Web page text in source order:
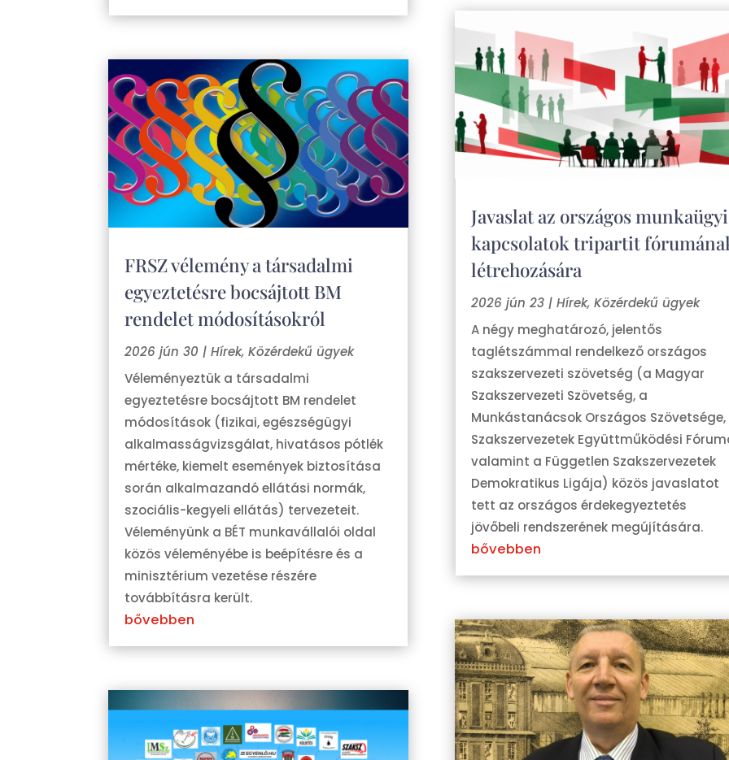
FRSZ vélemény a társadalmi
egyeztetésre bocsájtott BM
rendelet módosításokról
2026 jún 30 |Hírek,Közérdekű ügyek
Véleményeztük a társadalmi
egyeztetésre bocsájtott BM rendelet
módosítások (fizikai, egészségügyi
alkalmasságvizsgálat, hivatásos pótlék
mértéke, kiemelt események biztosítása
során alkalmazandó ellátási normák,
szociális-kegyeli ellátás) tervezeteit.
Véleményünk a BÉT munkavállalói oldal
közös véleményébe is beépítésre és a
minisztérium vezetése részére
továbbításra került.
bővebben
Javaslat az országos munkaügyi
kapcsolatok tripartit
létrehozására
2026 jún 23| Hírek, Közérdekű ügyek
A négy meghatározó, jelentős
taglétszámmal rendelkező országos
szakszervezeti szövetség (a Magyar
Szakszervezeti Szövetség, a
Munkástanácsok Országos Szövetsége,
Szakszervezetek Együttműködési
valamint a Független Szakszervezetek
Demokratikus Ligája) közös javaslatot
tett az országos érdekegyeztetés
jövőbeli rendszerének megújítására.
bővebben